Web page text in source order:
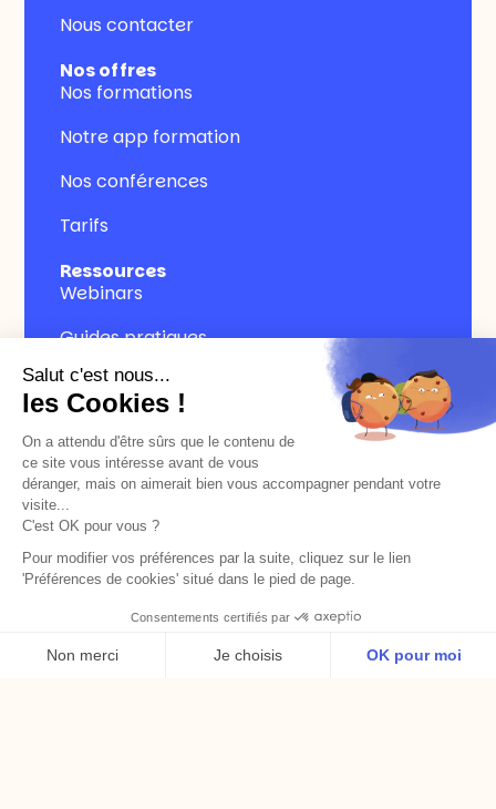
Salut c'est nous...
les Cookies !
On a attendu d'être sûrs que le contenu de
ce site vous intéresse avant de vous
déranger, mais on aimerait bien vous accompagner pendant votre
visite...
C'est OK pour vous ?
Pour modifier vos préférences par la suite, cliquez sur le lien
'Préférences de cookies' situé dans le pied de page.
Consentements certifiés par
Non merci Je choisis OK pour moi
Nous contacter
Nos offres
Nos formations
Notre app formation
Nos conférences
Tarifs
Ressources
Webinars
Guides pratiques
Articles